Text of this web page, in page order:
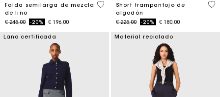
Falda semilarga de mezcla
de lino
Price reduced from
€ 245,00to-20% € 196,00
5 out of 5 Customer Rating
Short trampantojo de
algodón
Price reduced from
€ 225,00to-20% € 180,00
5
Lana certificada Material reciclado